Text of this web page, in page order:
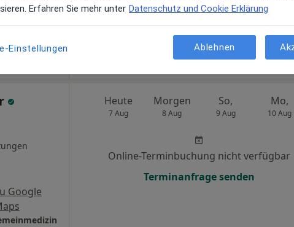
Google
Heute
7 Aug
Morgen
8 Aug
So,
9 Aug
Mo,
10 Aug
Online-Terminbuchung nicht verfügbar
Terminanfrage senden
Erfahren Sie mehr unter Datenschutz und Cookie Erklärung
Einstellungen Ablehnen